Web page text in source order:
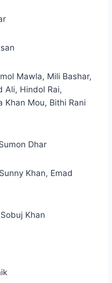
Mawla, Mili Bashar,
Ali, Hindol Rai,
Khan Mou, Bithi Rani
Dhar
Khan, Emad
Khan